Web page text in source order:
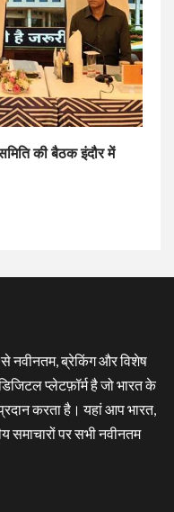
की बैठक इंदौर में
नवीनतम, ब्रेकिंग और विशेष
प्लेटफ़ॉर्म है जो भारत के
करता है। यहां आप भारत,
समाचारों पर सभी नवीनतम